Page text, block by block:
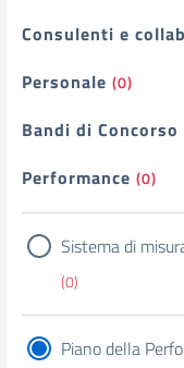
Consulenti e
Personale (0)
Bandi di Concorso
Performance (0)
Sistema di
(0)
Piano della